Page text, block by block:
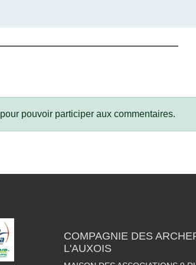
pour pouvoir participer aux commentaires.
COMPAGNIE DES
L'AUXOIS